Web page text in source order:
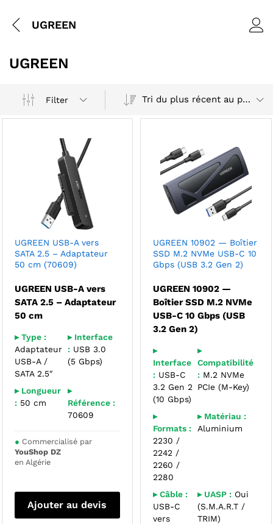
UGREEN
UGREEN
Filter Tri du plus récent au plus ancien
UGREEN USB-A vers
SATA 2.5 – Adaptateur
50 cm (70609)
UGREEN USB-A vers
SATA 2.5 – Adaptateur
50 cm
▸ Type :
Adaptateur
USB-A /
SATA 2.5″
▸ Interface
:USB 3.0
(5 Gbps)
▸ Longueur
:50 cm
▸
Référence :
70609
● Commercialisé par
YouShop DZ
en Algérie
Ajouter au devis
UGREEN 10902 — Boîtier
SSD M.2 NVMe USB-C 10
Gbps (USB 3.2 Gen 2)
UGREEN 10902 —
Boîtier SSD M.2 NVMe
USB-C 10 Gbps (USB
3.2 Gen 2)
▸
Interface
: USB-C
3.2 Gen 2
(10 Gbps)
▸
Compatibilité
: M.2 NVMe
PCIe (M-Key)
▸
Formats :
2230 /
2242 /
2260 /
2280
▸ Matériau :
Aluminium
▸ Câble :
USB-C
vers
▸ UASP : Oui
(S.M.A.R.T /
TRIM)